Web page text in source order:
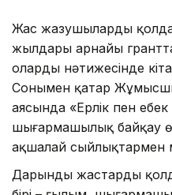
Жас жазушыларды
жылдары арнайы
олардың нәтижесінде
Сонымен қатар
аясында «Ерлік пен
шығармашылық байқау
ақшалай сыйлықтармен
Дарынды жастарды